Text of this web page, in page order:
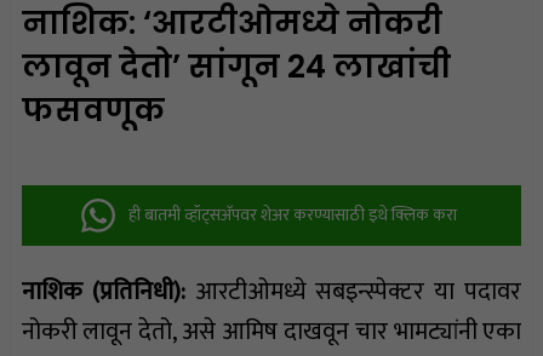
नाशिक: ‘आरटीओमध्ये नोकरी
लावून देतो’ सांगून 24 लाखांची
फसवणूक
ही बातमी व्हॉट्सअ‍ॅपवर शेअर करण्यासाठी इथे क्लिक करा
नाशिक (प्रतिनिधी):आरटीओमध्ये सबइन्स्पेक्टर या पदावर
नोकरी लावून देतो, असे आमिष दाखवून चार भामट्यांनी एका